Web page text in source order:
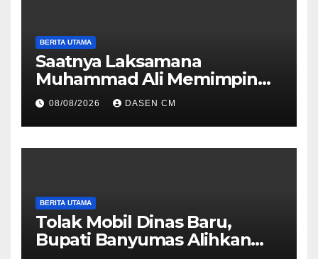
BERITA UTAMA
Saatnya Laksamana
Muhammad Ali Memimpin
TNI: Menjaga Keseimbangan
Politik dan Soliditas
Antarmatra
08/08/2026 DASEN CM
BERITA UTAMA
Tolak Mobil Dinas Baru,
Bupati Banyumas Alihkan